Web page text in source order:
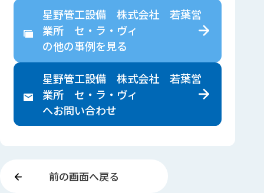
星野管工設備 株式会社 若葉営
業所 セ・ラ・ヴィ
の他の事例を見る
星野管工設備 株式会社 若葉営
業所 セ・ラ・ヴィ
へお問い合わせ
前の画面へ戻る